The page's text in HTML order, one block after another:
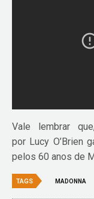
Vale lembrar
por Lucy O’Brien
pelos 60 anos de
TAGS MADONNA